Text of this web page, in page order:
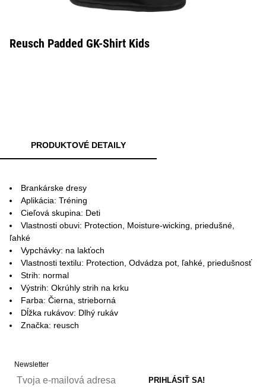
Reusch Padded GK-Shirt Kids
PRODUKTOVÉ DETAILY
Brankárske dresy
Aplikácia: Tréning
Cieľová skupina: Deti
Vlastnosti obuvi: Protection, Moisture-wicking, priedušné,
ľahké
Vypchávky: na lakťoch
Vlastnosti textilu: Protection, Odvádza pot, ľahké, priedušnosť
Strih: normal
Výstrih: Okrúhly strih na krku
Farba: Čierna, strieborná
Dĺžka rukávov: Dlhý rukáv
Značka: reusch
Newsletter